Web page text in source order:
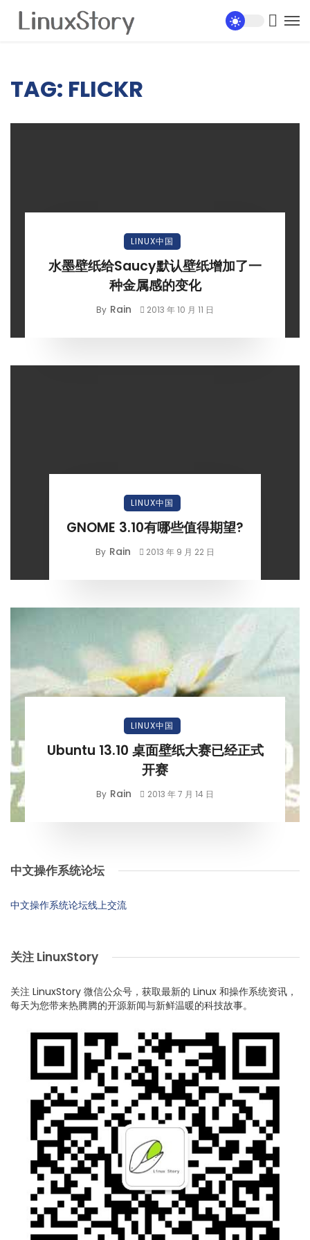
TAG: FLICKR
LINUX中国
水墨壁纸给Saucy默认壁纸增加了一
种金属感的变化
By Rain 2013 年 10 月 11 日
LINUX中国
GNOME 3.10有哪些值得期望?
By Rain 2013 年 9 月 22 日
LINUX中国
Ubuntu 13.10 桌面壁纸大赛已经正式
开赛
By Rain 2013 年 7 月 14 日
中文操作系统论坛
中文操作系统论坛线上交流
关注 LinuxStory
关注 LinuxStory 微信公众号，获取最新的 Linux 和操作系统资讯，
每天为您带来热腾腾的开源新闻与新鲜温暖的科技故事。